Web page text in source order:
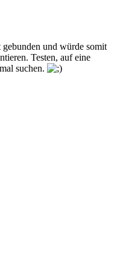
und würde somit
Testen, auf eine
suchen.